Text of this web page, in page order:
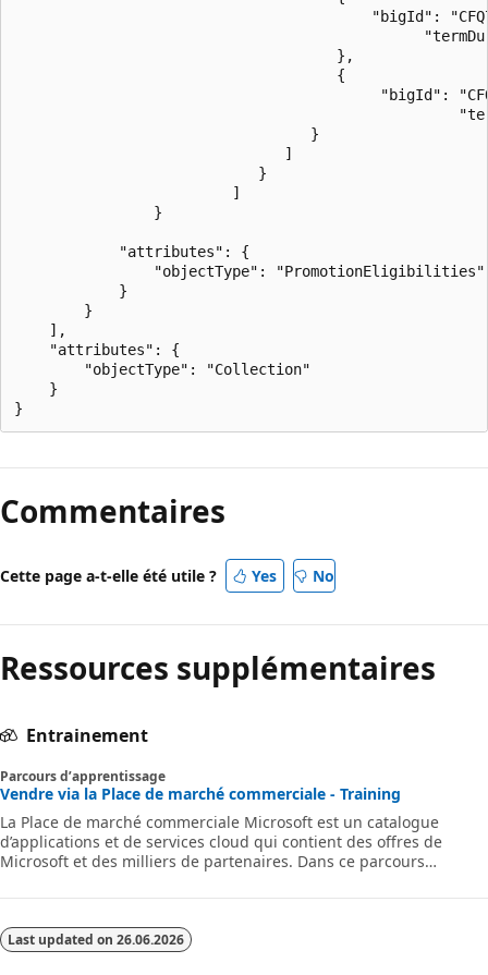
                                  }
                               ]
                            }
                }
            "attributes": {
                "objectType": "PromotionEligibilities"
            }
        }
    ],
    "attributes": {
        "objectType": "Collection"
    }
Commentaires
Cette page a-t-elle été utile ? Yes No
Ressources supplémentaires
Entrainement
Parcours d’apprentissage
Vendre via la Place de marché commerciale - Training
La Place de marché commerciale Microsoft est un catalogue
d’applications et de services cloud qui contient des offres de
Microsoft et des milliers de partenaires. Dans ce parcours
votre organisation à vendre vos produits et services cloud via la
Last updated on 26.06.2026